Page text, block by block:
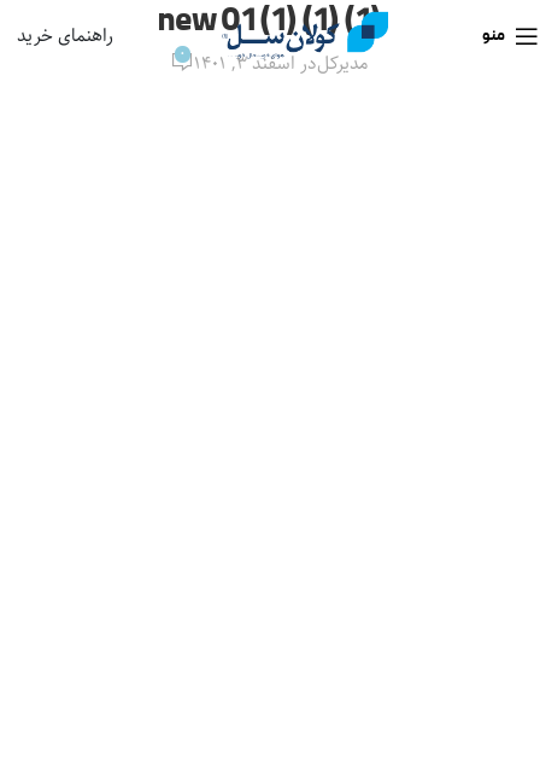
منو راهنمای خرید new 01 (1) (1) (1)
مدیرکلدر اسفند ۳, ۱۴۰۱ 0